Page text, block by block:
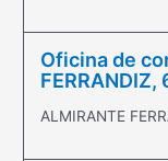
Oficina de
FERRANDIZ,
ALMIRANTE